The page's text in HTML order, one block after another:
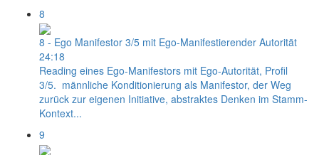
8
8 - Ego Manifestor 3/5 mit Ego-Manifestierender Autorität
24:18
Reading eines Ego-Manifestors mit Ego-Autorität, Profil
3/5. männliche Konditionierung als Manifestor, der Weg
zurück zur eigenen Initiative, abstraktes Denken im Stamm-
Kontext...
9